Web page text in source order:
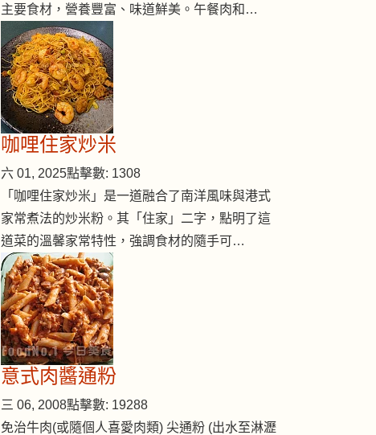
主要食材，營養豐富、味道鮮美。午餐肉和…
咖哩住家炒米
六 01, 2025點擊數: 1308
「咖哩住家炒米」是一道融合了南洋風味與港式
家常煮法的炒米粉。其「住家」二字，點明了這
道菜的溫馨家常特性，強調食材的隨手可…
意式肉醬通粉
三 06, 2008點擊數: 19288
免治牛肉(或隨個人喜愛肉類) 尖通粉 (出水至淋瀝